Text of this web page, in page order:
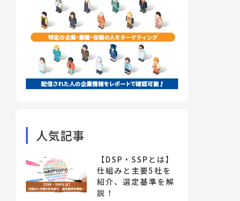
人気記事
【DSP・SSPとは】
仕組みと主要5社を
紹介、選定基準を解
説！